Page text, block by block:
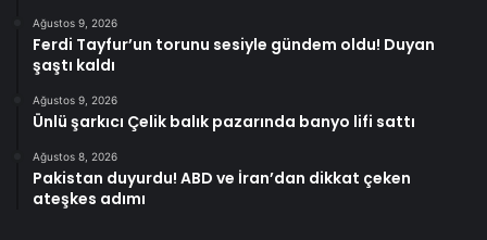
Ağustos 9, 2026
Ferdi Tayfur’un torunu sesiyle gündem oldu! Duyan
şaştı kaldı
Ağustos 9, 2026
Ünlü şarkıcı Çelik balık pazarında banyo lifi sattı
Ağustos 8, 2026
Pakistan duyurdu! ABD ve İran’dan dikkat çeken
ateşkes adımı